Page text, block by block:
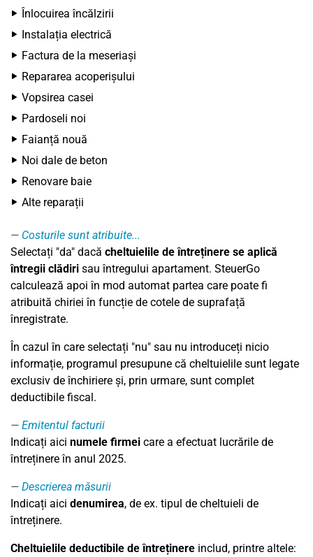
Înlocuirea încălzirii
Instalația electrică
Factura de la meseriași
Repararea acoperișului
Vopsirea casei
Pardoseli noi
Faianță nouă
Noi dale de beton
Renovare baie
Alte reparații
Costurile sunt atribuite...
Selectați "da" dacă cheltuielile de întreținere se aplică
întregii clădiri sau întregului apartament. SteuerGo
calculează apoi în mod automat partea care poate fi
atribuită chiriei în funcție de cotele de suprafață
înregistrate.
În cazul în care selectați "nu" sau nu introduceți nicio
informație, programul presupune că cheltuielile sunt legate
exclusiv de închiriere și, prin urmare, sunt complet
deductibile fiscal.
Emitentul facturii
Indicați aici numele firmei care a efectuat lucrările de
întreținere în anul 2025.
Descrierea măsurii
Indicați aici denumirea, de ex. tipul de cheltuieli de
întreținere.
Cheltuielile deductibile de întreținere includ, printre altele: